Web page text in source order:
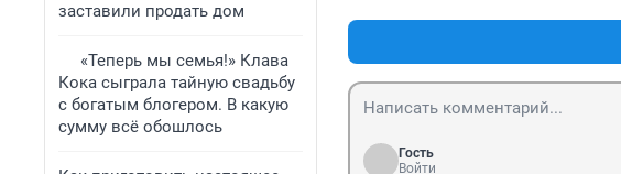
заставили продать дом
«Теперь мы семья!» Клава
Кока сыграла тайную свадьбу
с богатым блогером. В какую
сумму всё обошлось
Гость
Войти